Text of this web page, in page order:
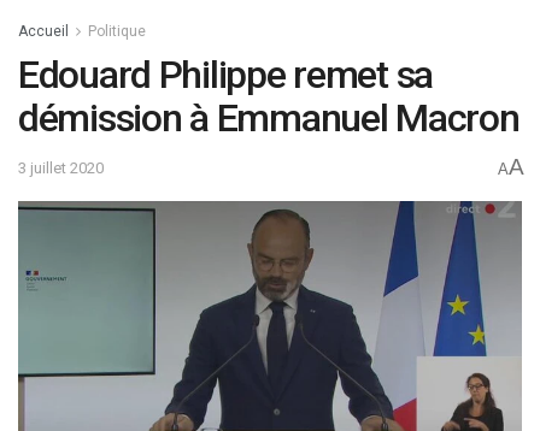
Accueil Politique
Edouard Philippe remet sa
démission à Emmanuel Macron
3 juillet 2020 AA